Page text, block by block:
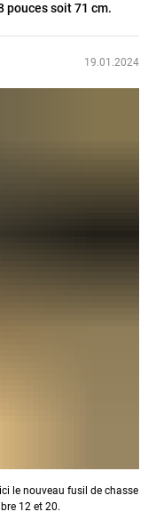
pouces soit 71 cm.
19.01.2024
le nouveau fusil de chasse
12 et 20.